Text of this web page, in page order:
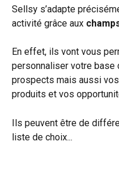
Sellsy s’adapte
activité grâce aux
En effet, ils vont vous
personnaliser votre base
prospects mais aussi
produits et vos
Ils peuvent être de
liste de choix...